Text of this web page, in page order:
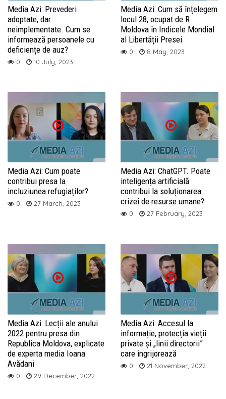
Media Azi: Prevederi
adoptate, dar
neimplementate. Cum se
informează persoanele cu
deficiențe de auz?
0 10 July, 2023
Media Azi: Cum să înțelegem
locul 28, ocupat de R.
Moldova în Indicele Mondial
al Libertății Presei
0 8 May, 2023
Media Azi: Cum poate
contribui presa la
incluziunea refugiaților?
0 27 March, 2023
Media Azi: ChatGPT. Poate
inteligența artificială
contribui la soluționarea
crizei de resurse umane?
0 27 February, 2023
Media Azi: Lecții ale anului
2022 pentru presa din
Republica Moldova, explicate
de experta media Ioana
Avădani
0 29 December, 2022
Media Azi: Accesul la
informație, protecția vieții
private și „linii directorii”
care îngrijorează
0 21 November, 2022